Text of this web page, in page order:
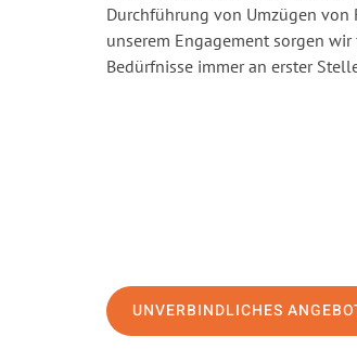
Durchführung von Umzügen von
unserem Engagement sorgen wir
Bedürfnisse immer an erster
UNVERBINDLICHES